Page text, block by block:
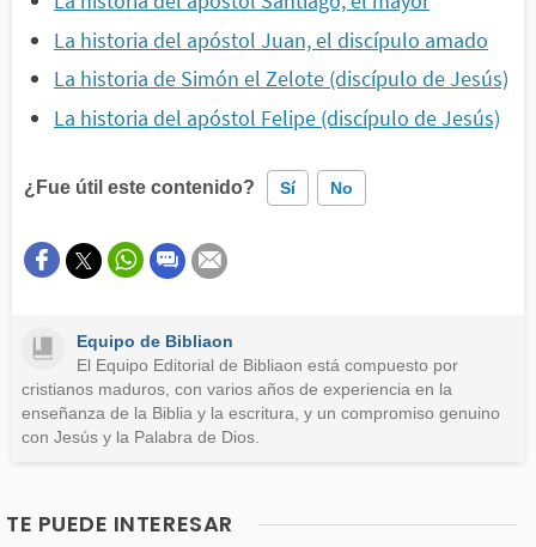
La historia del apóstol Juan, el discípulo amado
La historia de Simón el Zelote (discípulo de Jesús)
La historia del apóstol Felipe (discípulo de Jesús)
¿Fue útil este contenido? Sí No
Este contenido contiene información incorrecta
Otro
Equipo de Bibliaon
El Equipo Editorial de Bibliaon está compuesto por
cristianos maduros, con varios años de experiencia en la
enseñanza de la Biblia y la escritura, y un compromiso genuino
con Jesús y la Palabra de Dios.
TE PUEDE INTERESAR